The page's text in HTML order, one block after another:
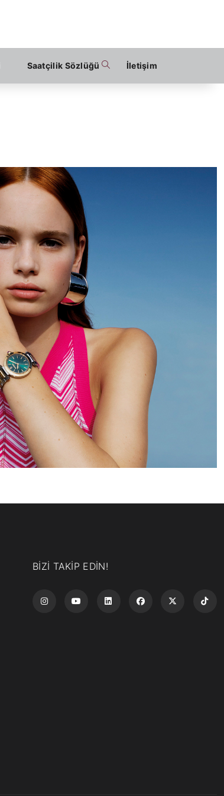
Saatçilik Sözlüğü İletişim
BİZİ TAKİP EDİN!